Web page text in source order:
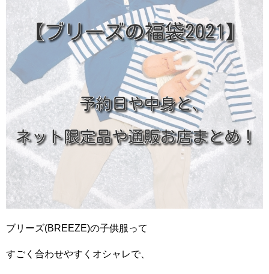
ブリーズ(BREEZE)の子供服って
すごく合わせやすくオシャレで、